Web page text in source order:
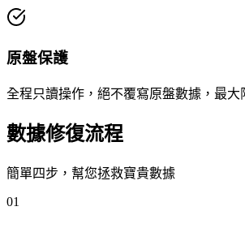
原盤保護
全程只讀操作，絕不覆寫原盤數據，最大
數據修復流程
簡單四步，幫您拯救寶貴數據
01